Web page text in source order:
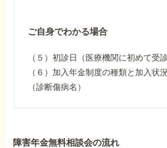
ご自身でわかる場合
（５）初診日（医療機関に初めて受
（６）加入年金制度の種類と加入状
（診断傷病名）
障害年金無料相談会の流れ